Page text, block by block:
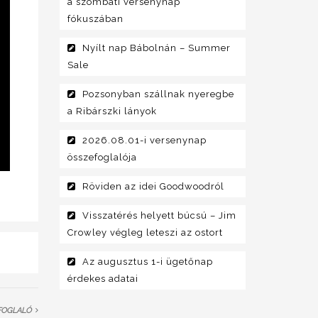
fókuszában
Nyílt nap Bábolnán – Summer
Sale
Pozsonyban szállnak nyeregbe
a Ribárszki lányok
2026.08.01-i versenynap
összefoglalója
Röviden az idei Goodwoodról
Visszatérés helyett búcsú – Jim
Crowley végleg leteszi az ostort
Az augusztus 1-i ügetőnap
érdekes adatai